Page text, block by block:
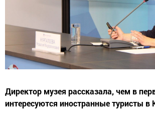
Директор музея рассказала, чем в
интересуются иностранные туристы в